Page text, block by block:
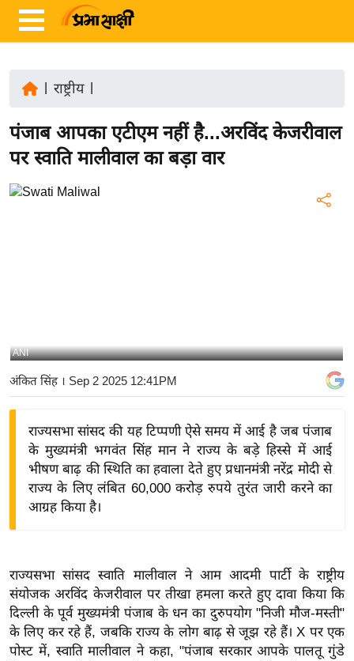
ज़ा
ख
र
ष्ट्री
य
बि
द्यो
त
वि
शे
ष
राष्ट्रीय|
पंजाब आपका एटीएम नहीं है...अरविंद केजरीवाल
पर स्वाति मालीवाल का बड़ा वार
ANI
अंकित सिंह। Sep 2 2025 12:41PM
राज्यसभा सांसद की यह टिप्पणी ऐसे समय में आई है जब पंजाब
के मुख्यमंत्री भगवंत सिंह मान ने राज्य के बड़े हिस्से में आई
भीषण बाढ़ की स्थिति का हवाला देते हुए प्रधानमंत्री नरेंद्र मोदी से
राज्य के लिए लंबित 60,000 करोड़ रुपये तुरंत जारी करने का
आग्रह किया है।
राज्यसभा सांसद स्वाति मालीवाल ने आम आदमी पार्टी के राष्ट्रीय
संयोजक अरविंद केजरीवाल पर तीखा हमला करते हुए दावा किया कि
दिल्ली के पूर्व मुख्यमंत्री पंजाब के धन का दुरुपयोग "निजी मौज-मस्ती"
के लिए कर रहे हैं, जबकि राज्य के लोग बाढ़ से जूझ रहे हैं। X पर एक
पोस्ट में, स्वाति मालीवाल ने कहा, "पंजाब सरकार आपके पालतू गुंडे